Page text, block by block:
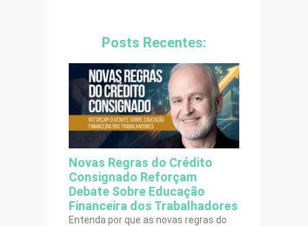
Posts Recentes:
Novas Regras do Crédito
Consignado Reforçam
Debate Sobre Educação
Financeira dos Trabalhadores
Entenda por que as novas regras do